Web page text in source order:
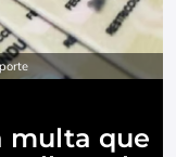
multa que